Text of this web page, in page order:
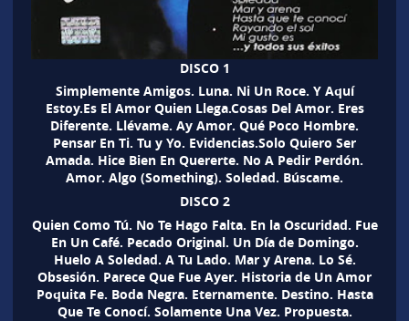
DISCO 1
Simplemente Amigos. Luna. Ni Un Roce. Y Aquí
Estoy.Es El Amor Quien Llega.Cosas Del Amor. Eres
Diferente. Llévame. Ay Amor. Qué Poco Hombre.
Pensar En Ti. Tu y Yo. Evidencias.Solo Quiero Ser
Amada. Hice Bien En Quererte. No A Pedir Perdón.
Amor. Algo (Something). Soledad. Búscame.
DISCO 2
Quien Como Tú. No Te Hago Falta. En la Oscuridad. Fue
En Un Café. Pecado Original. Un Día de Domingo.
Huelo A Soledad. A Tu Lado. Mar y Arena. Lo Sé.
Obsesión. Parece Que Fue Ayer. Historia de Un Amor
Poquita Fe. Boda Negra. Eternamente. Destino. Hasta
Que Te Conocí. Solamente Una Vez. Propuesta.